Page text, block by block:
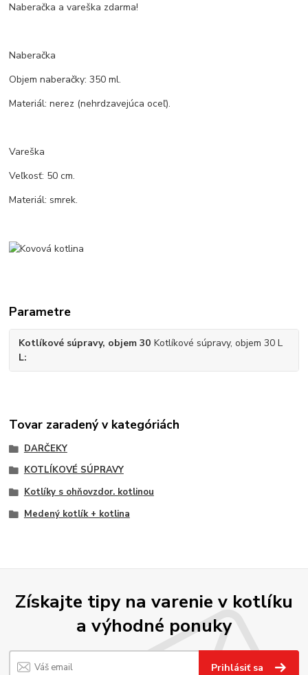
Naberačka a vareška zdarma!
Naberačka
Objem naberačky: 350 ml.
Materiál: nerez (nehrdzavejúca oceľ).
Vareška
Veľkosť: 50 cm.
Materiál: smrek.
Parametre
Kotlíkové súpravy, objem 30
L
Kotlíkové súpravy, objem 30 L
Tovar zaradený v kategóriách
DARČEKY
KOTLÍKOVÉ SÚPRAVY
Kotlíky s ohňovzdor. kotlinou
Medený kotlík + kotlina
Získajte tipy na varenie v kotlíku
a výhodné ponuky
Prihlásiť sa